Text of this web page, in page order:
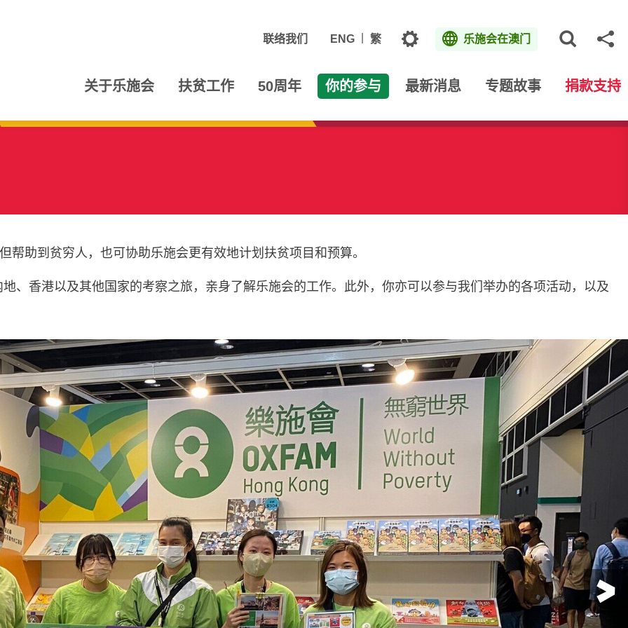
联络我们 ENG 繁 主题 乐施会在澳门
关于乐施会 扶贫工作 50周年 你的参与 最新消息 专题故事 捐款支持
帮助到贫穷人，也可协助乐施会更有效地计划扶贫项目和预算。
、香港以及其他国家的考察之旅，亲身了解乐施会的工作。此外，你亦可以参与我们举办的各项活动，以及